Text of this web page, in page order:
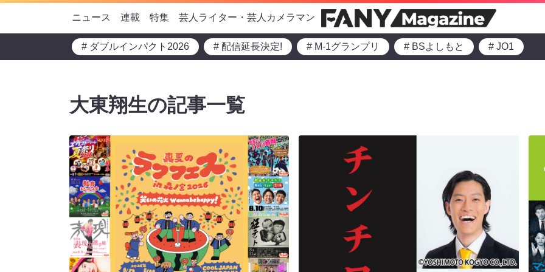
ニュース 連載 特集 芸人ライター・芸人カメラマン
# ダブルインパクト2026 # 配信延長決定! # M-1グランプリ # BSよしもと # JO1
大東翔生の記事一覧